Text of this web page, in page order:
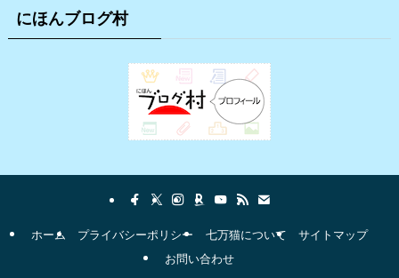
にほんブログ村
ホーム プライバシーポリシー 七万猫について
サイトマップ
お問い合わせ